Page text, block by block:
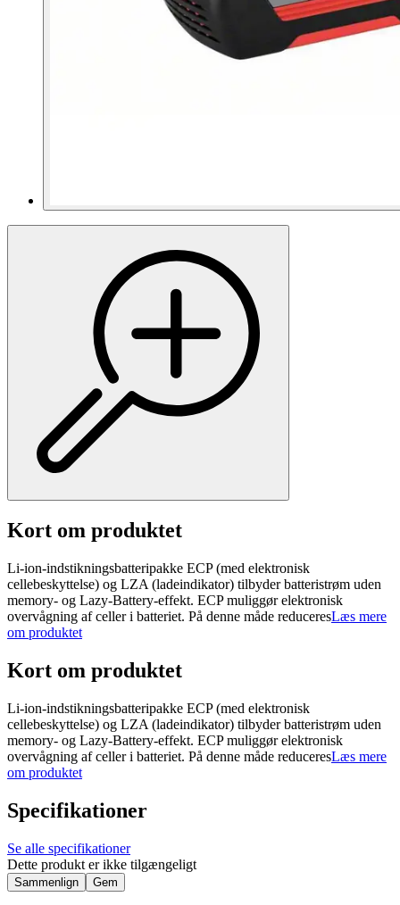
Kort om produktet
Li-ion-indstikningsbatteripakke ECP (med elektronisk
cellebeskyttelse) og LZA (ladeindikator) tilbyder batteristrøm uden
memory- og Lazy-Battery-effekt. ECP muliggør elektronisk
overvågning af celler i batteriet. På denne måde reduceresLæs mere
om produktet
Kort om produktet
Li-ion-indstikningsbatteripakke ECP (med elektronisk
cellebeskyttelse) og LZA (ladeindikator) tilbyder batteristrøm uden
memory- og Lazy-Battery-effekt. ECP muliggør elektronisk
overvågning af celler i batteriet. På denne måde reduceresLæs mere
om produktet
Specifikationer
Se alle specifikationer
Dette produkt er ikke tilgængeligt
Sammenlign Gem